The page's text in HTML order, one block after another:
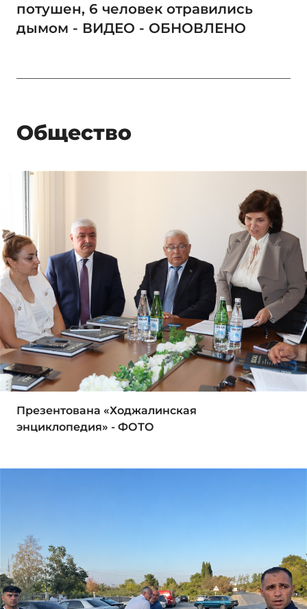
потушен, 6 человек отравились
дымом - ВИДЕО - ОБНОВЛЕНО
Общество
Презентована «Ходжалинская
энциклопедия» - ФОТО